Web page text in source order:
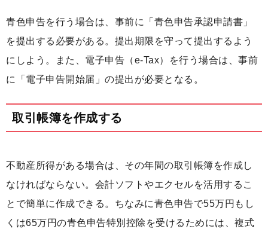
青色申告を行う場合は、事前に「青色申告承認申請書」
を提出する必要がある。提出期限を守って提出するよう
にしよう。また、電子申告（e-Tax）を行う場合は、事前
に「電子申告開始届」の提出が必要となる。
取引帳簿を作成する
不動産所得がある場合は、その年間の取引帳簿を作成し
なければならない。会計ソフトやエクセルを活用するこ
とで簡単に作成できる。ちなみに青色申告で55万円もし
くは65万円の青色申告特別控除を受けるためには、複式